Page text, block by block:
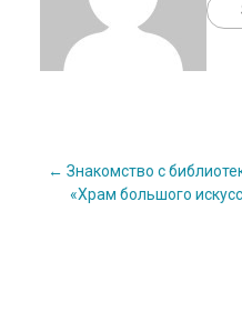
Post
← Знакомство с
«Храм большого